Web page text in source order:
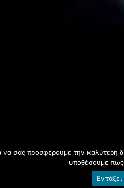
σας προσφέρουμε την καλύτερη
υποθέσουμε πως
Εντάξει